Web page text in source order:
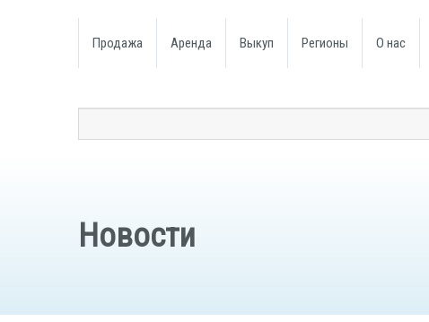
Продажа Аренда Выкуп Регионы О нас
Новости